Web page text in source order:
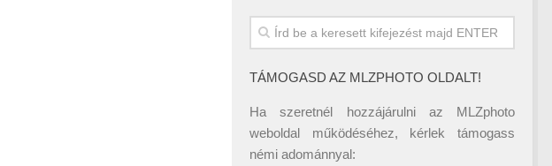
TÁMOGASD AZ MLZPHOTO OLDALT!
Ha szeretnél hozzájárulni az MLZphoto
weboldal működéséhez, kérlek támogass
némi adománnyal: